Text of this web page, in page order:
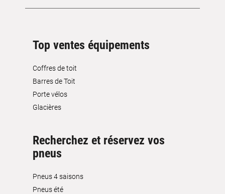
Top ventes équipements
Coffres de toit
Barres de Toit
Porte vélos
Glacières
Recherchez et réservez vos
pneus
Pneus 4 saisons
Pneus été